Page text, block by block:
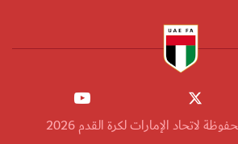
لاتحاد الإمارات لكرة القدم 2026